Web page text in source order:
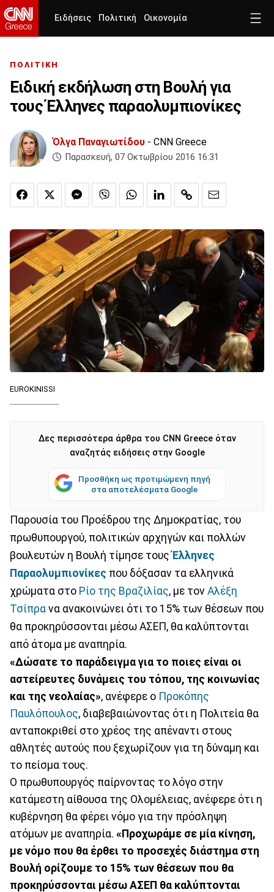
Ειδήσεις Πολιτική Οικονομία
ΠΟΛΙΤΙΚΗ
Ειδική εκδήλωση στη Βουλή για
τους Έλληνες παραολυμπιονίκες
Όλγα Παναγιωτίδου - CNN Greece
Παρασκευή, 07 Οκτωβρίου 2016 16:31
EUROKINISSI
Δες περισσότερα άρθρα του CNN Greece όταν
αναζητάς ειδήσεις στην Google
Προσθήκη ως προτιμώμενη πηγή
στα αποτελέσματα Google
Παρουσία του Προέδρου της Δημοκρατίας, του
πρωθυπουργού, πολιτικών αρχηγών και πολλών
βουλευτών η Βουλή τίμησε τουςΈλληνες
Παραολυμπιονίκες που δόξασαν τα ελληνικά
χρώματα στο Ρίο της Βραζιλίας, με τον Αλέξη
Τσίπρα να ανακοινώνει ότι το 15% των θέσεων που
θα προκηρύσσονται μέσω ΑΣΕΠ, θα καλύπτονται
από άτομα με αναπηρία.
«Δώσατε το παράδειγμα για το ποιες είναι οι
αστείρευτες δυνάμεις του τόπου, της κοινωνίας
και της νεολαίας», ανέφερε ο Προκόπης
Παυλόπουλος, διαβεβαιώνοντας ότι η Πολιτεία θα
ανταποκριθεί στο χρέος της απέναντι στους
αθλητές αυτούς που ξεχωρίζουν για τη δύναμη και
το πείσμα τους.
Ο πρωθυπουργός παίρνοντας το λόγο στην
κατάμεστη αίθουσα της Ολομέλειας, ανέφερε ότι η
κυβέρνηση θα φέρει νόμο για την πρόσληψη
ατόμων με αναπηρία. «Προχωράμε σε μία κίνηση,
με νόμο που θα έρθει το προσεχές διάστημα στη
Βουλή ορίζουμε το 15% των θέσεων που θα
προκηρύσσονται μέσω ΑΣΕΠ θα καλύπτονται